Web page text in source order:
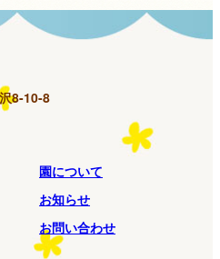
8-10-8
園について
お知らせ
お問い合わせ